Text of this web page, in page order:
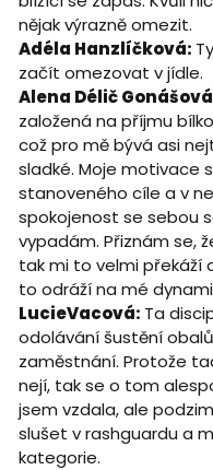
nějak výrazně omezit.
Adéla Hanzlíčková:
začít omezovat v jídle.
Alena Délič
založená na příjmu
což pro mě bývá asi
sladké. Moje motivace
stanoveného cíle a v
spokojenost se sebou
vypadám. Přiznám se,
tak mi to velmi překáží
to odráží na mé
LucieVacová: Ta
odolávání šustění
zaměstnání. Protože
nejí, tak se o tom
jsem vzdala, ale
slušet v rashguardu a
kategorie.